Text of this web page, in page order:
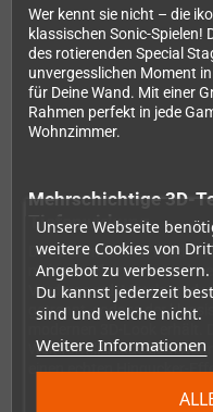
Unsere Webseite
weitere Cookies von
Angebot zu verbessern.
Du kannst jederzeit
sind und welche nicht.
Weitere Informationen
Wer kennt sie nicht – die
klassischen Sonic-Spielen!
des rotierenden Special
unvergesslichen Moment
für Deine Wand. Mit einer
Rahmen perfekt in jede
Wohnzimmer.
Mehrschichtige 3D-
Tiefenwirkung
Das Besondere an Pixel
mehrerer Ebenen entsteht
Vordergrund, Mittelgrund
getrennt, sodass der
Welt förmlich aus dem
einen echten Hingucker-